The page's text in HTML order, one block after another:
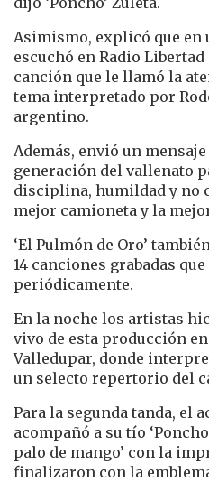
Asimismo, explicó que en
escuchó en Radio
canción que le llamó la
tema interpretado por
argentino.
Además, envió un
generación del vallenato
disciplina, humildad y no
mejor camioneta y la
‘El Pulmón de Oro’
14 canciones grabadas
periódicamente.
En la noche los artistas
vivo de esta producción
Valledupar, donde
un selecto repertorio del
Para la segunda tanda, el
acompañó a su tío
palo de mango’ con la
finalizaron con la